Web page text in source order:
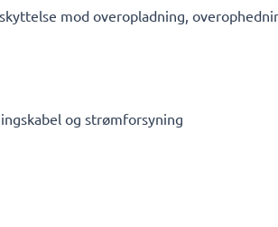
mod overopladning,
og strømforsyning